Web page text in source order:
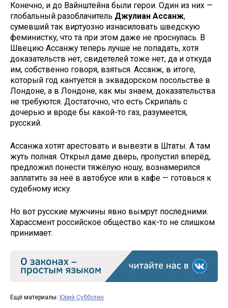
Конечно, и до Вайнштейна были герои. Один из них —
глобальный разоблачитель Джулиан Ассанж,
сумевший так виртуозно изнасиловать шведскую
феминистку, что та при этом даже не проснулась. В
Швецию Ассанжу теперь лучше не попадать, хотя
доказательств нет, свидетелей тоже нет, да и откуда
им, собственно говоря, взяться. Ассанж, в итоге,
который год кантуется в эквадорском посольстве в
Лондоне, а в Лондоне, как мы знаем, доказательства
не требуются. Достаточно, что есть Скрипаль с
дочерью и вроде бы какой-то газ, разумеется,
русский.
Ассанжа хотят арестовать и вывезти в Штаты. А там
жуть полная. Открыл даме дверь, пропустил вперёд,
предложил понести тяжёлую ношу, вознамерился
заплатить за неё в автобусе или в кафе — готовься к
судебному иску.
Но вот русские мужчины явно вымрут последними.
Харассмент российское общество как-то не слишком
принимает.
Ещё материалы: Юрий Субботин